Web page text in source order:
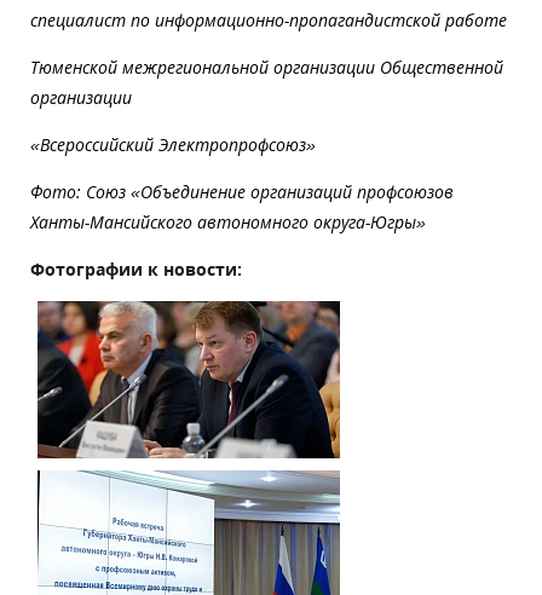
специалист по информационно-пропагандистской работе
Тюменской межрегиональной организации Общественной
организации
«Всероссийский Электропрофсоюз»
Фото: Союз «Объединение организаций профсоюзов
Ханты-Мансийского автономного округа-Югры»
Фотографии к новости: